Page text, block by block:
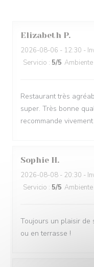
Elizabeth P
2026-08-06 - 12:30 -
Servicio : 5/5 Ambiente
Restaurant très
super. Très bonne
recommande vivement
Sophie H
2026-08-08 - 20:30 -
Servicio : 5/5 Ambiente
Toujours un plaisir de
ou en terrasse !